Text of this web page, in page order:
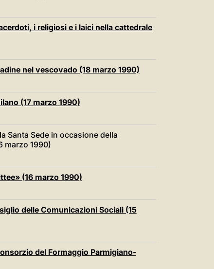
i religiosi e i laici nella cattedrale
nel vescovado (18 marzo 1990)
(17 marzo 1990)
Santa Sede in occasione della
marzo 1990)
(16 marzo 1990)
delle Comunicazioni Sociali (15
del Formaggio Parmigiano-